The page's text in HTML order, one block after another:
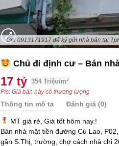
"Gọi 0913171917 để ký gửi nhà bán tại
Chủ đi định cư – Bán
17 tỷ 354 Triệu/m²
P/s: Giá bán này có thương lượng
Thông tin mô tả Đánh giá (0)
MT giá rẻ, Giá tốt hôm nay.!
Bán nhà mặt tiền đường Cù Lao,
gần S.Thị, trường, chợ cách nhà chỉ